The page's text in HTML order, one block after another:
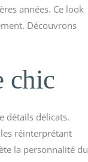
années. Ce look
Découvrons
chic
détails délicats.
réinterprétant
la personnalité du